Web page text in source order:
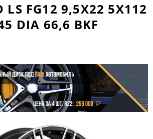
LS FG12 9,5X22 5X112
DIA 66,6 BKF